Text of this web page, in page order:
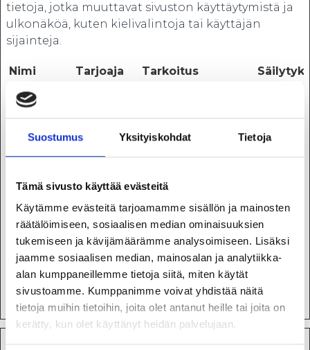
Suostumus Yksityiskohdat Tietoja
Tämä sivusto käyttää evästeitä
Käytämme evästeitä tarjoamamme sisällön ja mainosten
räätälöimiseen, sosiaalisen median ominaisuuksien
tukemiseen ja kävijämäärämme analysoimiseen. Lisäksi
jaamme sosiaalisen median, mainosalan ja analytiikka-
alan kumppaneillemme tietoja siitä, miten käytät
sivustoamme. Kumppanimme voivat yhdistää näitä
tietoja muihin tietoihin, joita olet antanut heille tai joita on
kerätty, kun olet käyttänyt heidän palvelujaan.
tietoja, jotka muuttavat sivuston käyttäytymistä ja
ulkonäköä, kuten kielivalintoja tai käyttäjän
sijainteja.
Nimi Tarjoaja Tarkoitus
FormsWe
filled in personal
information on a
information will
be filled in
automatically on
other formulas.
This process is
used to optimize
visitor experience.